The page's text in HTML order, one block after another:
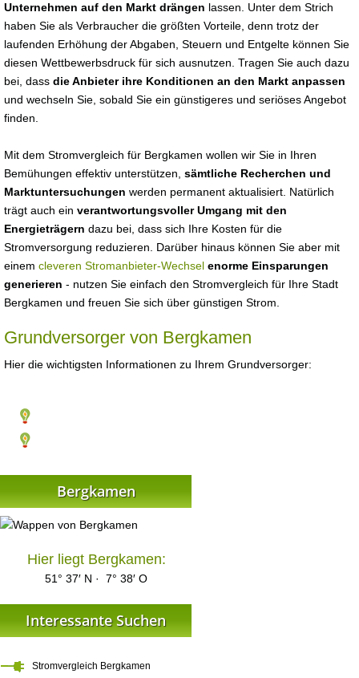
Unternehmen auf den Markt drängen lassen. Unter dem Strich
haben Sie als Verbraucher die größten Vorteile, denn trotz der
laufenden Erhöhung der Abgaben, Steuern und Entgelte können Sie
diesen Wettbewerbsdruck für sich ausnutzen. Tragen Sie auch dazu
bei, dass die Anbieter ihre Konditionen an den Markt anpassen
und wechseln Sie, sobald Sie ein günstigeres und seriöses Angebot
finden.
Mit dem Stromvergleich für Bergkamen wollen wir Sie in Ihren
Bemühungen effektiv unterstützen, sämtliche Recherchen und
Marktuntersuchungen werden permanent aktualisiert. Natürlich
trägt auch ein verantwortungsvoller Umgang mit den
Energieträgern dazu bei, dass sich Ihre Kosten für die
Stromversorgung reduzieren. Darüber hinaus können Sie aber mit
einem cleveren Stromanbieter-Wechsel enorme Einsparungen
generieren - nutzen Sie einfach den Stromvergleich für Ihre Stadt
Bergkamen und freuen Sie sich über günstigen Strom.
Grundversorger von Bergkamen
Hier die wichtigsten Informationen zu Ihrem Grundversorger:
Bergkamen
Hier liegt Bergkamen:
51° 37′ N · 7° 38′ O
Interessante Suchen
Stromvergleich Bergkamen